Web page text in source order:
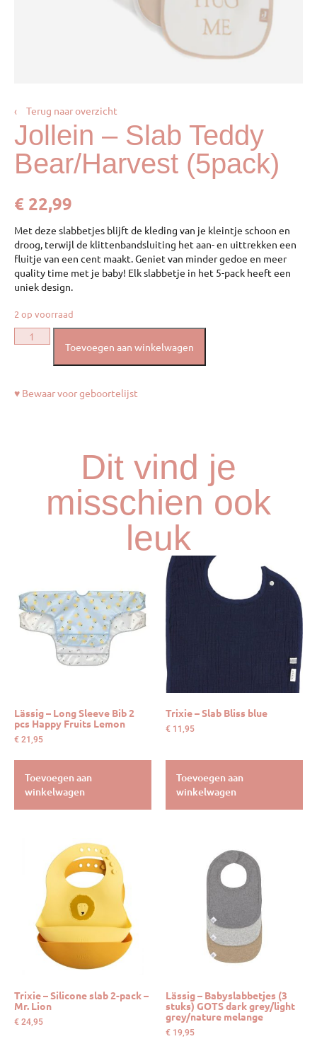
‹ Terug naar overzicht
Jollein – Slab Teddy
Bear/Harvest (5pack)
€ 22,99
Met deze slabbetjes blijft de kleding van je kleintje schoon en
droog, terwijl de klittenbandsluiting het aan- en uittrekken een
fluitje van een cent maakt. Geniet van minder gedoe en meer
quality time met je baby! Elk slabbetje in het 5-pack heeft een
uniek design.
2 op voorraad
Toevoegen aan winkelwagen
♥ Bewaar voor geboortelijst
Dit vind je
misschien ook
leuk
Lässig – Long Sleeve Bib 2
pcs Happy Fruits Lemon
€ 21,95
Toevoegen aan
winkelwagen
Trixie – Slab Bliss blue
€ 11,95
Toevoegen aan
winkelwagen
Trixie – Silicone slab 2-pack –
Mr. Lion
€ 24,95
Lässig – Babyslabbetjes (3
stuks) GOTS dark grey/light
grey/nature melange
€ 19,95